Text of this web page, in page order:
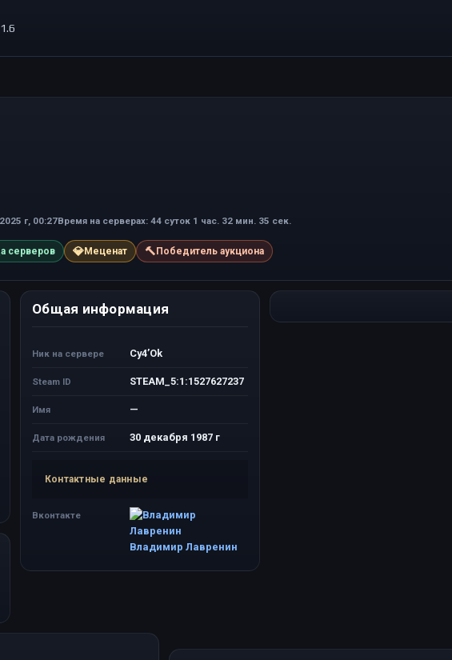
г, 00:27Время на серверах: 44 суток 1 час. 32 мин. 35 сек.
серверов 💎Меценат 🔨 Победитель аукциона
Общая информация
Ник на сервере Cy4’Ok
Steam ID STEAM_5:1:1527627237
Имя —
Дата рождения 30 декабря 1987 г
Контактные данные
Вконтакте
Владимир Лавренин